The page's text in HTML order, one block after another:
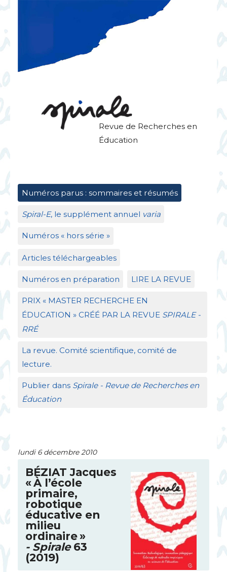
Revue de Recherches en
Éducation
Numéros parus : sommaires et résumés
Spiral-E, le supplément annuel varia
Numéros « hors série »
Articles téléchargeables
Numéros en préparation LIRE LA REVUE
PRIX« MASTER RECHERCHE EN
ÉDUCATION » CRÉÉ PAR LA REVUE SPIRALE-
RRÉ
La revue. Comité scientifique, comité de
lecture.
Publier dans Spirale - Revue de Recherches en
Éducation
lundi 6 décembre 2010
BÉZIAT Jacques
«À l’école
primaire,
robotique
éducative en
milieu
ordinaire»
- Spirale63
(2019)